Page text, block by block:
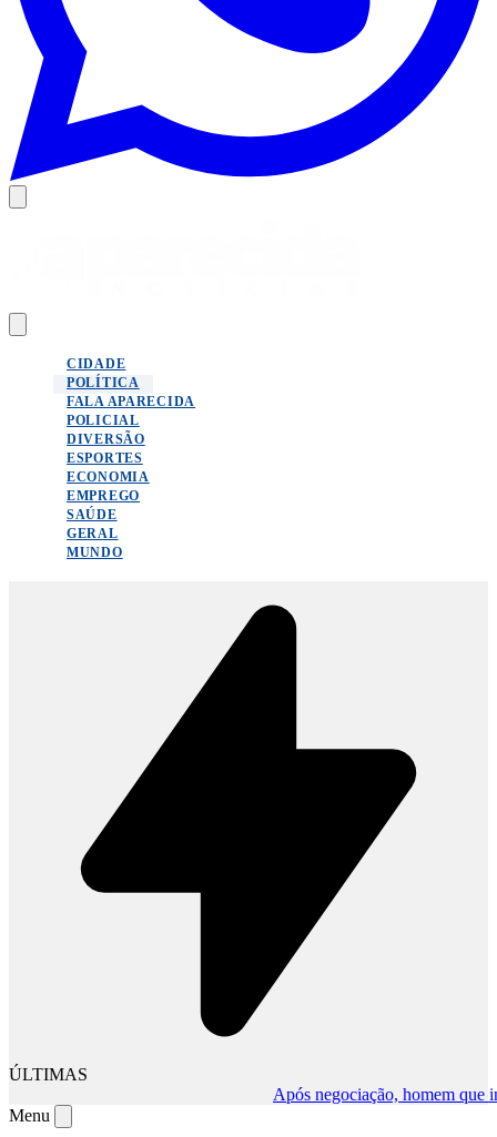
CIDADE
POLÍTICA
FALA APARECIDA
POLICIAL
DIVERSÃO
ESPORTES
ECONOMIA
EMPREGO
SAÚDE
GERAL
MUNDO
ÚLTIMAS
Após negociação, homem que
Menu